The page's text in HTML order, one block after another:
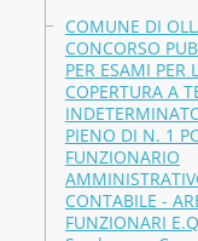
COMUNE DI
CONCORSO
PER ESAMI PER
COPERTURA A
PIENO DI N. 1
FUNZIONARIO
CONTABILE -
FUNZIONARI